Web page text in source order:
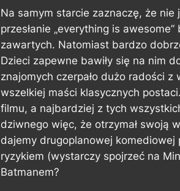
Na samym starcie zaznaczę, że
przesłanie „everything is
zawartych. Natomiast bardzo
Dzieci zapewne bawiły się na nim
znajomych czerpało dużo radości
wszelkiej maści klasycznych
filmu, a najbardziej z tych
dziwnego więc, że otrzymał swoją
dajemy drugoplanowej
ryzykiem (wystarczy spojrzeć na
Batmanem?